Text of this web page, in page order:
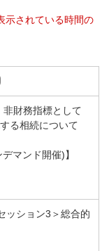
示されている時間の
財務指標として
る相続について
マンド開催)】
ッション3＞総合的